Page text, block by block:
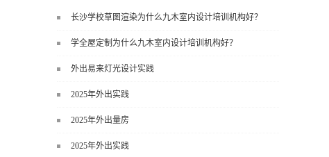
直接用于工作的东西，不是泛泛而
谈，而是从规范、软件、材料、施工
长沙学校草图渲染为什么九木室内设计培训机构好？
学全屋定制为什么九木室内设计培训机构好？
外出易来灯光设计实践
2025年外出实践
2025年外出量房
2025年外出实践